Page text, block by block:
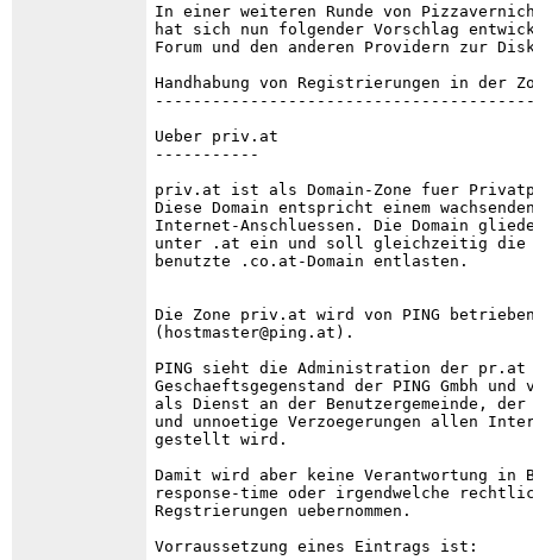
In einer weiteren Runde von
hat sich nun folgender Vorschlag
Forum und den anderen Providern zur
Handhabung von Registrierungen in
Ueber priv.at
-----------
priv.at ist als Domain-Zone fuer
Diese Domain entspricht einem
Internet-Anschluessen. Die Domain
unter .at ein und soll gleichzeitig die
benutzte .co.at-Domain entlasten.
Die Zone priv.at wird von PING
(hostmaster@ping.at).
PING sieht die Administration der pr.at
Geschaeftsgegenstand der PING Gmbh
als Dienst an der Benutzergemeinde, der
und unnoetige Verzoegerungen allen
gestellt wird.
Damit wird aber keine Verantwortung in
response-time oder irgendwelche
Regstrierungen uebernommen.
Vorraussetzung eines Eintrags ist: